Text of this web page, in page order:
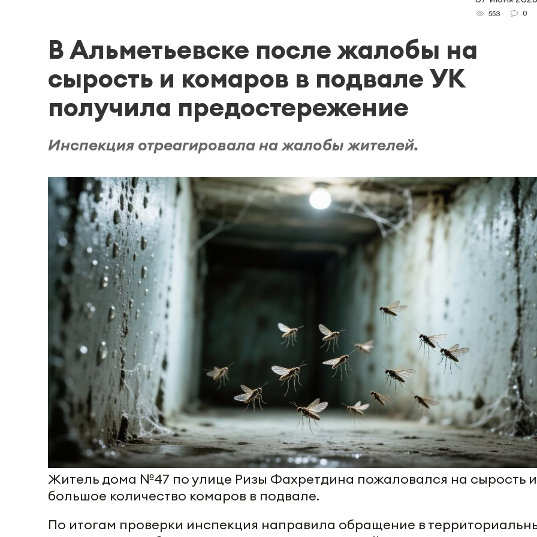
553 0
В Альметьевске после жалобы на
сырость и комаров в подвале УК
получила предостережение
Инспекция отреагировала на жалобы жителей.
Житель дома №47 по улице Ризы Фахретдина пожаловался на сырость и
большое количество комаров в подвале.
По итогам проверки инспекция направила обращение в